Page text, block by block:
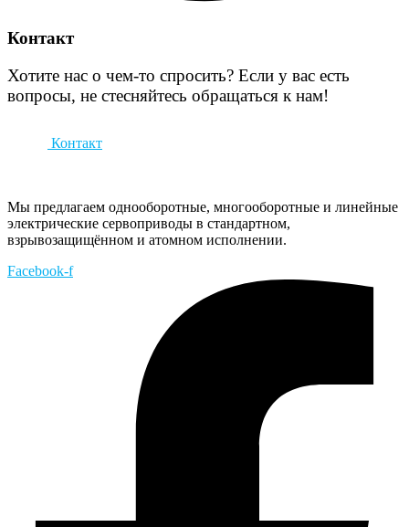
Контакт
Хотите нас о чем-то спросить? Если у вас есть
вопросы, не стесняйтесь обращаться к нам!
Контакт
Мы предлагаем однооборотные, многооборотные и линейные
электрические сервоприводы в стандартном,
взрывозащищённом и атомном исполнении.
Facebook-f